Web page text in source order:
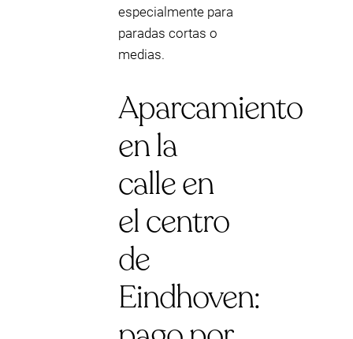
especialmente para
paradas cortas o
medias.
Aparcamiento
en la
calle en
el centro
de
Eindhoven: